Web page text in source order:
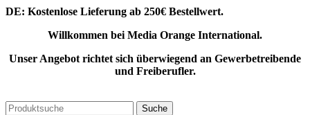
DE: Kostenlose Lieferung ab 250€ Bestellwert.
Willkommen bei Media Orange International.
Unser Angebot richtet sich überwiegend an Gewerbetreibende
und Freiberufler.
Suche